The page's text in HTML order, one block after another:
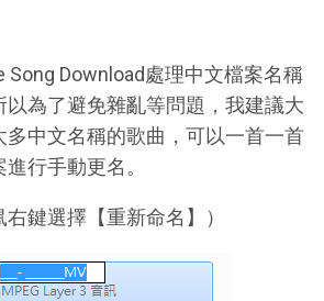
Song Download處理中文檔案名稱
以為了避免雜亂等問題，我建議大
多中文名稱的歌曲，可以一首一首
行手動更名。
右鍵選擇【重新命名】）